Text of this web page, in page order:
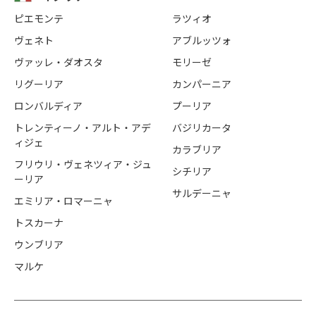
ピエモンテ
ヴェネト
ヴァッレ・ダオスタ
リグーリア
ロンバルディア
トレンティーノ・アルト・アデ
ィジェ
フリウリ・ヴェネツィア・ジュ
ーリア
エミリア・ロマーニャ
トスカーナ
ウンブリア
マルケ
ラツィオ
アブルッツォ
モリーゼ
カンパーニア
プーリア
バジリカータ
カラブリア
シチリア
サルデーニャ